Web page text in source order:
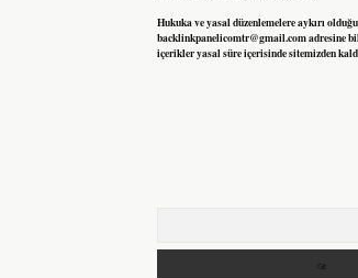
Hukuka ve yasal düzenlemelere aykırı
backlinkpanelicomtr@gmail.comadresine
içerikler yasal süre içerisinde sitemizden